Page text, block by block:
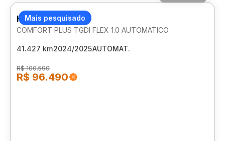
Mais pesquisado
HYUNDAI HB20S
COMFORT PLUS TGDI FLEX 1.0 AUTOMATICO
41.427 km2024/2025AUTOMAT.
R$ 100.590
R$ 96.490